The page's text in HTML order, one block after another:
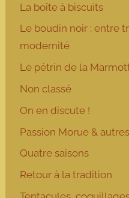
La boîte à biscuits
Le boudin noir : entre
modernité
Le pétrin de la
Non classé
On en discute !
Passion Morue &
Quatre saisons
Retour à la tradition